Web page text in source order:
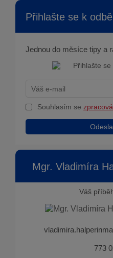
Přihlašte se k
Jednou do měsíce tipy a
Souhlasím se
Mgr. Vladimíra
Váš
773